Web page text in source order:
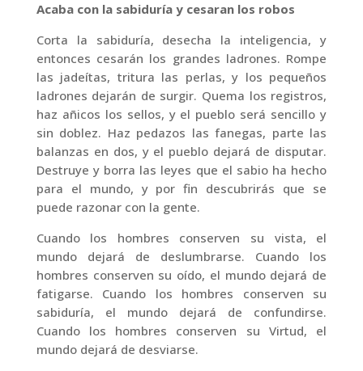
Acaba con la sabiduría y cesaran los robos
Corta la sabiduría, desecha la inteligencia, y
entonces cesarán los grandes ladrones. Rompe
las jadeítas, tritura las perlas, y los pequeños
ladrones dejarán de surgir. Quema los registros,
haz añicos los sellos, y el pueblo será sencillo y
sin doblez. Haz pedazos las fanegas, parte las
balanzas en dos, y el pueblo dejará de disputar.
Destruye y borra las leyes que el sabio ha hecho
para el mundo, y por fin descubrirás que se
puede razonar con la gente.
Cuando los hombres conserven su vista, el
mundo dejará de deslumbrarse. Cuando los
hombres conserven su oído, el mundo dejará de
fatigarse. Cuando los hombres conserven su
sabiduría, el mundo dejará de confundirse.
Cuando los hombres conserven su Virtud, el
mundo dejará de desviarse.